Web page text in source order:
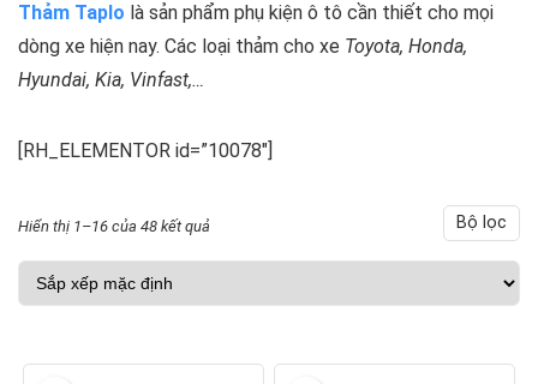
Thảm Taplo là sản phẩm phụ kiện ô tô cần thiết cho mọi
dòng xe hiện nay. Các loại thảm cho xe Toyota, Honda,
Hyundai, Kia, Vinfast,…
[RH_ELEMENTOR id=”10078″]
Bộ lọc
Hiển thị 1–16 của 48 kết quả